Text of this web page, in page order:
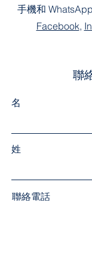
手機和 WhatsApp
Facebook,
聯
名
姓
聯絡電話